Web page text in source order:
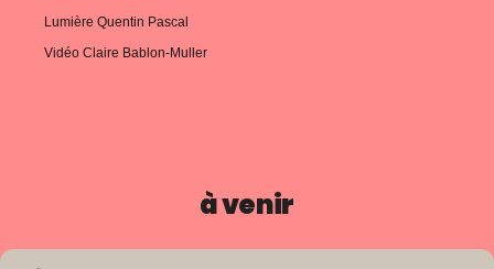
Lumière Quentin Pascal
Vidéo Claire Bablon-Muller
à venir